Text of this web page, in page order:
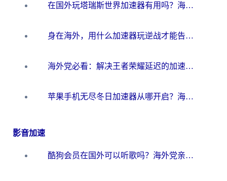
在国外玩塔瑞斯世界加速器有用吗？海外玩家亲测后的真实答案
身在海外，用什么加速器玩逆战才能告别延迟？
海外党必看：解决王者荣耀延迟的加速器终极指南——从EVE到猫和老鼠，一个工具全搞定
苹果手机无尽冬日加速器从哪开启？海外玩家的冬日生存指南
影音加速
酷狗会员在国外可以听歌吗？海外党亲测有效：3步解决音乐权限难题